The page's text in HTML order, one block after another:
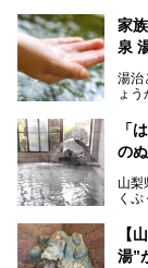
今回
じめ
舘」
から
しか
統の
不可
で
温
室や
コ
家
泉
湯治
ょう
な
が
ぴあ
提
この
「
の
山梨
く
で
は
す。
【
湯”